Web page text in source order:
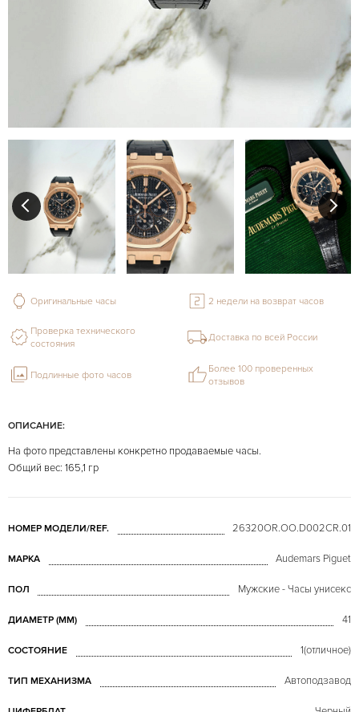
ОПИСАНИЕ:
На фото представлены конкретно продаваемые часы.
Общий вес: 165,1 гр
НОМЕР МОДЕЛИ/REF. 26320OR.OO.D002CR.01
МАРКА Audemars Piguet
ПОЛ Мужские - Часы унисекс
ДИАМЕТР (MM) 41
СОСТОЯНИЕ 1(отличное)
ТИП МЕХАНИЗМА Автоподзавод
Оригинальные часы 2 недели на возврат часов
Проверка технического
состояния
Доставка по всей России
Подлинные фото часов
Более 100 проверенных
отзывов